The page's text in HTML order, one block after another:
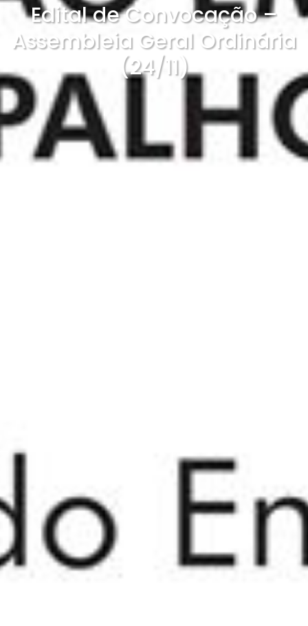
Edital de Convocação –
Assembleia Geral Ordinária
(24/11)